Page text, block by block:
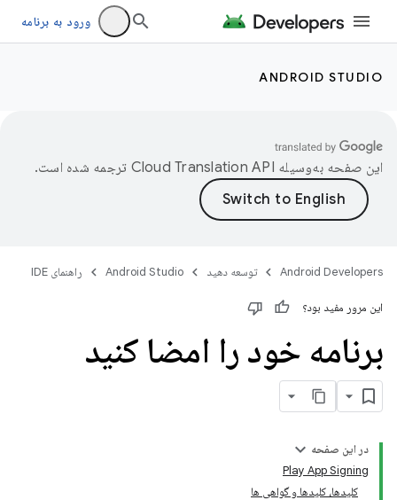
ورود به برنامه
ANDROID STUDIO
این صفحه به‌وسیله ترجمه شده است.
Android Developers توسعه دهید Android Studio راهنمای IDE
این مرور مفید بود؟
برنامه خود را امضا کنید
در این صفحه
Play App Signing
کلیدها، کلیدها و گواهی ها